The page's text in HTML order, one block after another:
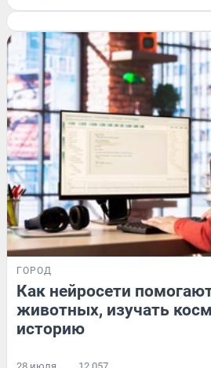
ГОРОД
Как нейросети
животных, изучать
историю